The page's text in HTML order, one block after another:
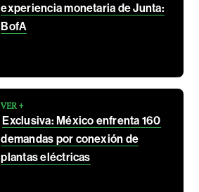
experiencia monetaria de Junta:
BofA
VER +
Exclusiva: México enfrenta 160
demandas por conexión de
plantas eléctricas